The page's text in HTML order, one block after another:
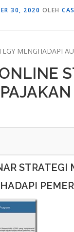
30, 2020 OLEH
MENGHADAPI
STRATEGI